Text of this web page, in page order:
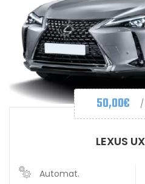
50,00€
LEXUS
Automat.